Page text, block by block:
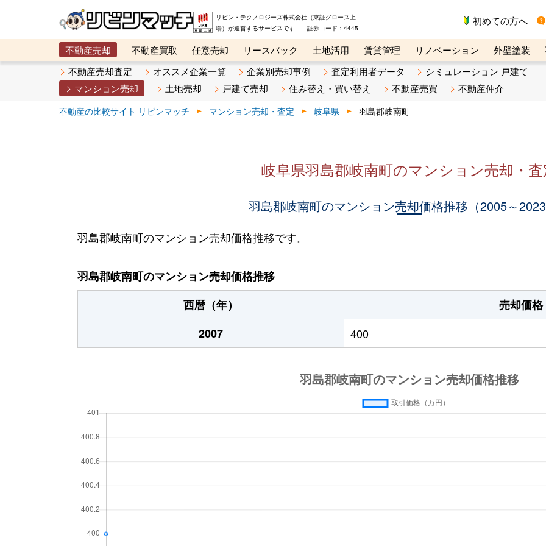
リビン・テクノロジーズ株式会社（東証グロース上
場）が運営するサービスです 証券コード：4445
初めての方へ
不動産売却 不動産買取 任意売却 リースバック 土地活用 賃貸管理 リノベーション 外壁塗装
メタ住宅展示場
ベスト不動産カンパニー オンライン講座 リビンマガジンBiz 不動産売却ご相談デスク
不動産売却査定 オススメ企業一覧 企業別売却事例 査定利用者データ
シミュレーション 戸建て
マンション売却
土地売却 戸建て売却 住み替え・買い替え 不動産売買 不動産仲介
不動産の比較サイト リビンマッチ マンション売却・査定 岐阜県 羽島郡岐南町
岐阜県羽島郡岐南町のマンション売却・
羽島郡岐南町のマンション売却価格推移（2005～
羽島郡岐南町のマンション売却価格推移です。
羽島郡岐南町のマンション売却価格推移
西暦（年）
売却価
2007
400